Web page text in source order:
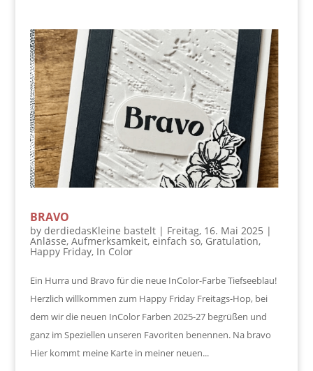
BRAVO
by derdiedasKleine bastelt| Freitag, 16. Mai 2025 |
Anlässe, Aufmerksamkeit, einfach so, Gratulation,
Happy Friday, In Color
Ein Hurra und Bravo für die neue InColor-Farbe Tiefseeblau!
Herzlich willkommen zum Happy Friday Freitags-Hop, bei
dem wir die neuen InColor Farben 2025-27 begrüßen und
ganz im Speziellen unseren Favoriten benennen. Na bravo
Hier kommt meine Karte in meiner neuen...